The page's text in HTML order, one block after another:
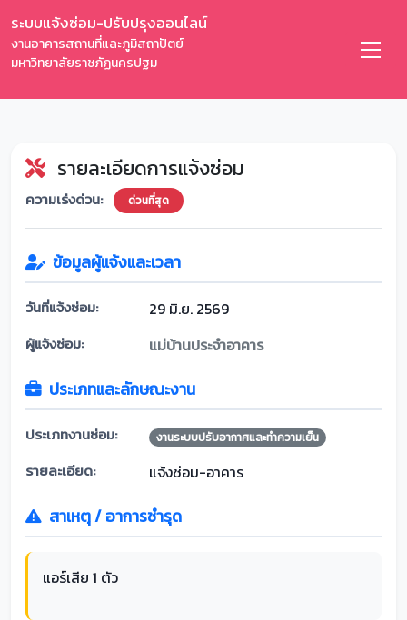
ระบบแจ้งซ่อม-ปรับปรุงออนไลน์
งานอาคารสถานที่และภูมิสถาปัตย์
มหาวิทยาลัยราชภัฏนครปฐม
รายละเอียดการแจ้งซ่อม
ความเร่งด่วน: ด่วนที่สุด
ข้อมูลผู้แจ้งและเวลา
วันที่แจ้งซ่อม: 29 มิ.ย. 2569
ผู้แจ้งซ่อม: แม่บ้านประจำอาคาร
ประเภทและลักษณะงาน
ประเภทงานซ่อม: งานระบบปรับอากาศและทำความเย็น
รายละเอียด: แจ้งซ่อม-อาคาร
สาเหตุ / อาการชำรุด
แอร์เสีย 1 ตัว